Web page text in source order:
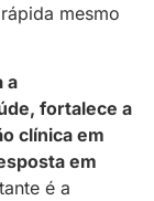
mesmo
a
fortalece a
clínica em
em
é a